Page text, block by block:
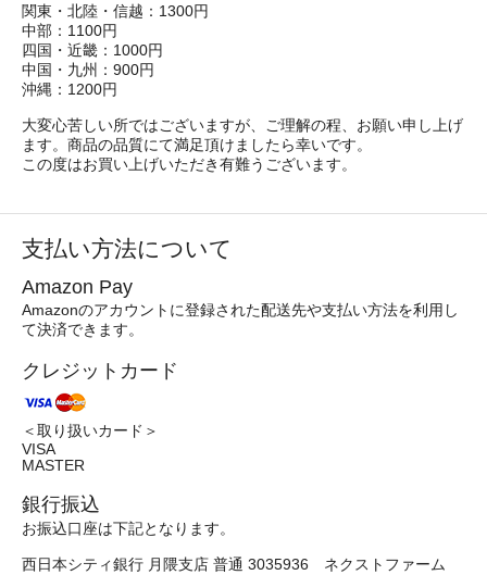
関東・北陸・信越：1300円
中部：1100円
四国・近畿：1000円
中国・九州：900円
沖縄：1200円
大変心苦しい所ではございますが、ご理解の程、お願い申し上げ
ます。商品の品質にて満足頂けましたら幸いです。
この度はお買い上げいただき有難うございます。
支払い方法について
Amazon Pay
Amazonのアカウントに登録された配送先や支払い方法を利用し
て決済できます。
クレジットカード
＜取り扱いカード＞
VISA
MASTER
銀行振込
お振込口座は下記となります。
西日本シティ銀行 月隈支店 普通 3035936 ネクストファーム